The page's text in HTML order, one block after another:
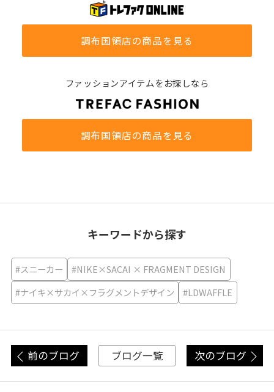
調布国領店の商品を見る
ファッションアイテムをお探しなら
調布国領店の商品を見る
キーワードから探す
#スニーカー
#NIKE×SACAI × FRAGMENT DESIGN
#ナイキ×サカイ×フラグメントデザイン
#LDWAFFLE
前のブログ ブログ一覧 次のブログ